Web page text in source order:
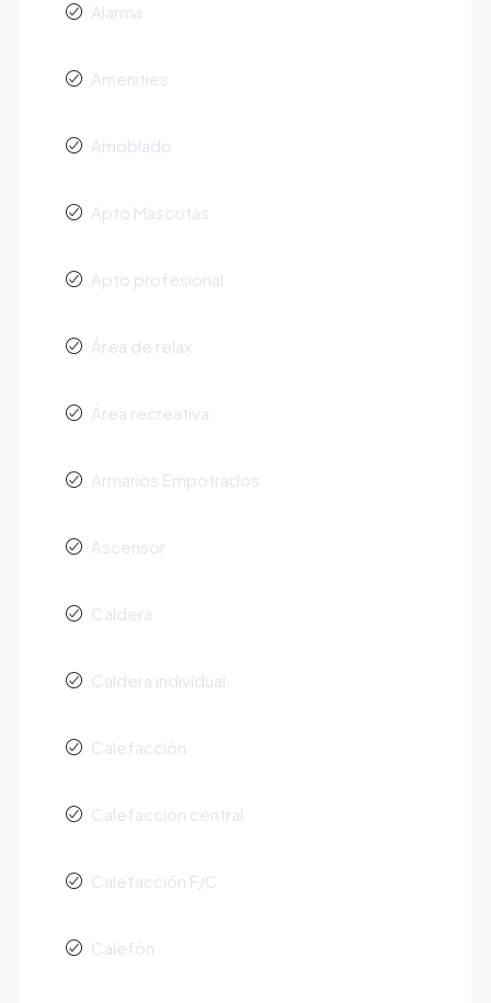
Alarma
Amenities
Amoblado
Apto Mascotas
Apto profesional
Área de relax
Área recreativa
Armarios Empotrados
Ascensor
Caldera
Caldera individual
Calefacción
Calefacción central
Calefacción F/C
Calefón